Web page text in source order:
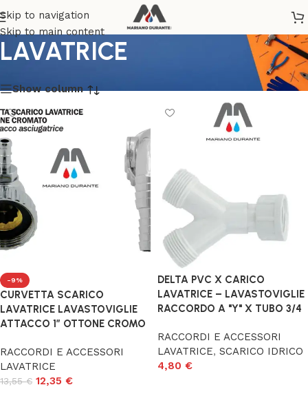
Skip to navigation
Skip to main content
RACCORDI E ACCESSORI
LAVATRICE
Show column
-9%
CURVETTA SCARICO
LAVATRICE LAVASTOVIGLIE
ATTACCO 1″ OTTONE CROMO
RACCORDI E ACCESSORI
LAVATRICE
13,55€ 12,35 €
DELTA PVC X CARICO
LAVATRICE – LAVASTOVIGLIE
RACCORDO A "Y" X TUBO 3/4
RACCORDI E ACCESSORI
LAVATRICE, SCARICO IDRICO
4,80 €